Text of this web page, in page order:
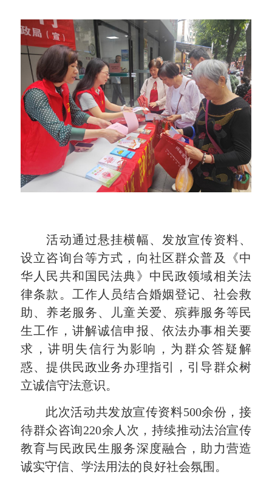
活动通过悬挂横幅、发放宣传资料、
设立咨询台等方式，向社区群众普及《中
华人民共和国民法典》中民政领域相关法
律条款。工作人员结合婚姻登记、社会救
助、养老服务、儿童关爱、殡葬服务等民
生工作，讲解诚信申报、依法办事相关要
求，讲明失信行为影响，为群众答疑解
惑、提供民政业务办理指引，引导群众树
立诚信守法意识。
此次活动共发放宣传资料500余份，接
待群众咨询220余人次，持续推动法治宣传
教育与民政民生服务深度融合，助力营造
诚实守信、学法用法的良好社会氛围。